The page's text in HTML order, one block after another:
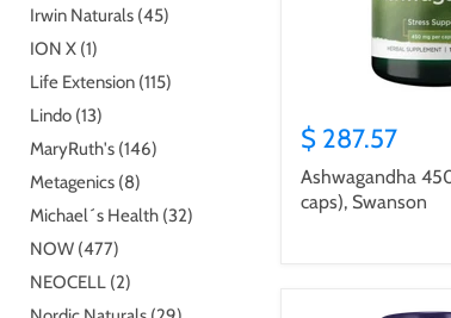
Irwin Naturals (45)
ION X (1)
Life Extension (115)
Lindo (13)
MaryRuth's (146)
Metagenics (8)
Michael´s Health (32)
NOW (477)
NEOCELL (2)
$ 287.57
Ashwagandha
caps), Swanson